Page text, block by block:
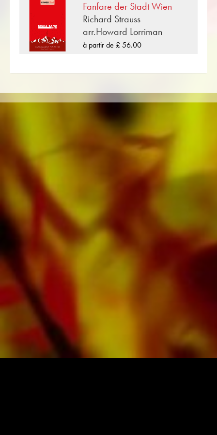
concert, toutes les partitions peuvent être
affichées en un clic sur musique classique dans
le Niveau de difficulté B / C (facile à moyen) .
«The Ashokan Farewell» est l'une des
cuivres publiées par Musikverlag Obrasso. À
et arrangeurs travaillent pour la maison
pour Brass Band vous trouverez également de
la littérature dans d'autres formats tels que
Brass Band, Orchestre d'Harmonie, Orchestre
Juniors, Ensemble de cuivres, Ensemble à vent,
Orchestre Symphonique aussi bien que CDs et
Éducation musicale. Une grande partie de la
littérature de l'éditeur provenant de fanfares
de premier plan telles que le Black Dyke
Band, le Cory Band, le Brighouse & Rastrick
Band ou l'Oberaargauer Brass Band a été
enregistrée sur Obrasso Records. Tous les
d'Apple, d'Amazon, de Google, de Spotify et
d'autres fournisseurs du monde entier.
Toutes les partitions d'Obrasso sont produites
sur du papier de haute qualité. Le papier à
lettres légèrement jaunâtre offre un bon
contraste et est agréable pour les yeux dans
Fanfare der Stadt Wien
Richard Strauss
arr.Howard Lorriman
à partir de £ 56.00